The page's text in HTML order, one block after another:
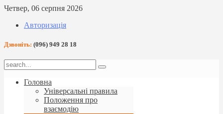
Четвер, 06 серпня 2026
Авторизація
Дзвоніть: (096) 949 28 18
Головна
Універсальні правила
Положення про
взаємодію